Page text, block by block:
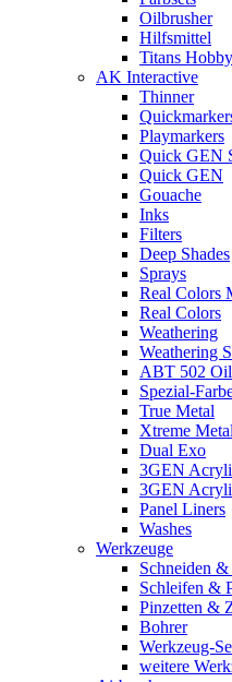
Oilbrusher
Hilfsmittel
Titans Hobby
AK Interactive
Thinner
Playmarkers
Quick GEN
Quick GEN
Gouache
Inks
Filters
Deep Shades
Sprays
Real Colors
Real Colors
Weathering
Weathering
ABT 502
Spezial-
True Metal
Xtreme Metal
Dual Exo
3GEN
3GEN
Panel Liners
Washes
Werkzeuge
Schneiden &
Schleifen &
Pinzetten &
Bohrer
Werkzeug-
weitere